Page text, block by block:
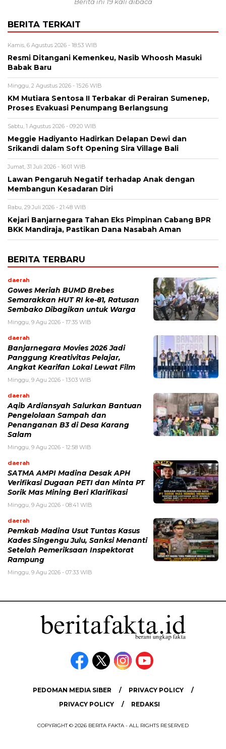
Berita ini 19 kali dibaca
BERITA TERKAIT
Kamis, 6 Agustus 2026 - 18:53 WIB
Resmi Ditangani Kemenkeu, Nasib Whoosh Masuki
Babak Baru
Minggu, 2 Agustus 2026 - 15:26 WIB
KM Mutiara Sentosa II Terbakar di Perairan Sumenep,
Proses Evakuasi Penumpang Berlangsung
Sabtu, 1 Agustus 2026 - 09:20 WIB
Meggie Hadiyanto Hadirkan Delapan Dewi dan
Srikandi dalam Soft Opening Sira Village Bali
Jumat, 31 Juli 2026 - 16:01 WIB
Lawan Pengaruh Negatif terhadap Anak dengan
Membangun Kesadaran Diri
Rabu, 29 Juli 2026 - 21:48 WIB
Kejari Banjarnegara Tahan Eks Pimpinan Cabang BPR
BKK Mandiraja, Pastikan Dana Nasabah Aman
BERITA TERBARU
daerah
Gowes Meriah BUMD Brebes
Semarakkan HUT RI ke-81, Ratusan
Sembako Dibagikan untuk Warga
Minggu, 9 Agu 2026 - 17:35 WIB
daerah
Banjarnegara Movies 2026 Jadi
Panggung Kreativitas Pelajar,
Angkat Kearifan Lokal Lewat Film
Minggu, 9 Agu 2026 - 13:03 WIB
daerah
Aqib Ardiansyah Salurkan Bantuan
Pengelolaan Sampah dan
Penanganan B3 di Desa Karang
Salam
Minggu, 9 Agu 2026 - 12:58 WIB
daerah
SATMA AMPI Madina Desak APH
Verifikasi Dugaan PETI dan Minta PT
Sorik Mas Mining Beri Klarifikasi
Minggu, 9 Agu 2026 - 08:41 WIB
daerah
Pemkab Madina Usut Tuntas Kasus
Kades Singengu Julu, Sanksi Menanti
Setelah Pemeriksaan Inspektorat
Rampung
Minggu, 9 Agu 2026 - 07:33 WIB
PEDOMAN MEDIA SIBER
PRIVACY POLICY
PRIVACY POLICY
REDAKSI
COPYRIGHT © 2026 BERITA FAKTA - ALL RIGHTS RESERVED